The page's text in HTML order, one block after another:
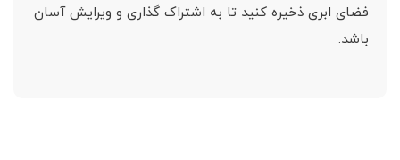
فضای ابری ذخیره کنید تا به اشتراک گذاری و ویرایش آسان
باشد.